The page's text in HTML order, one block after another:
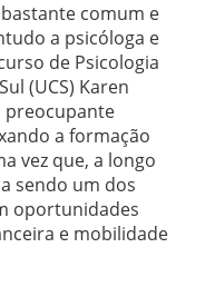
comum e
a psicóloga e
de Psicologia
(UCS) Karen
preocupante
a formação
vez que, a longo
sendo um dos
oportunidades
e mobilidade